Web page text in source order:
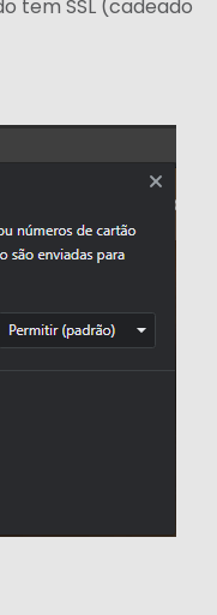
tem SSL (cadeado